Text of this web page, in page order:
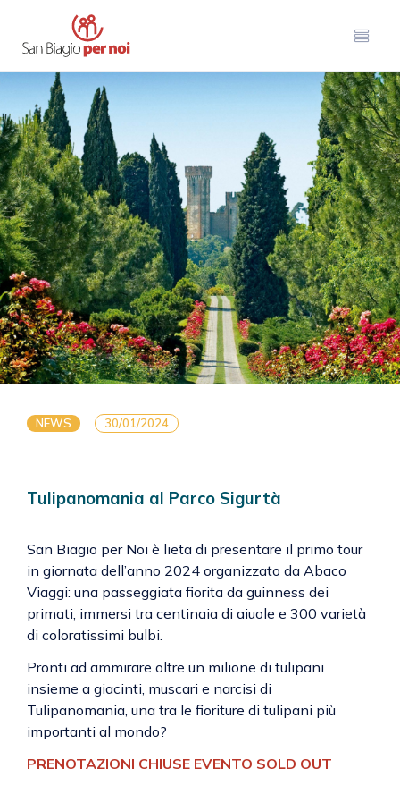
NEWS 30/01/2024
Tulipanomania al Parco Sigurtà
San Biagio per Noi è lieta di presentare il primo tour
in giornata dell’anno 2024 organizzato da Abaco
Viaggi: una passeggiata fiorita da guinness dei
primati, immersi tra centinaia di aiuole e 300 varietà
di coloratissimi bulbi.
Pronti ad ammirare oltre un milione di tulipani
insieme a giacinti, muscari e narcisi di
Tulipanomania, una tra le fioriture di tulipani più
importanti al mondo?
PRENOTAZIONI CHIUSE EVENTO SOLD OUT